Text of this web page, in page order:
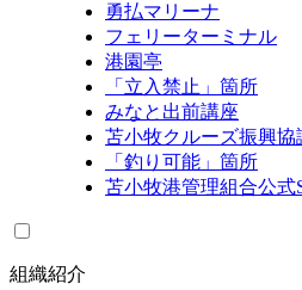
勇払マリーナ
フェリーターミナル
港園亭
「立入禁止」箇所
みなと出前講座
苫小牧クルーズ振興協
「釣り可能」箇所
苫小牧港管理組合公式
組織紹介